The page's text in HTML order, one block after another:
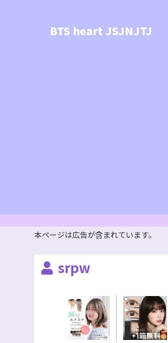
BTS heart JSJNJTJ
本ページは広告が含まれています。
srpw